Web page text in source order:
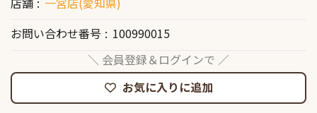
お問い合わせ番号
100990015
＼ 会員登録＆ログインで ／
お気に入りに追加